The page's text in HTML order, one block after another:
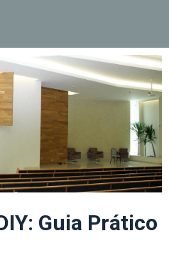
Guia Prático